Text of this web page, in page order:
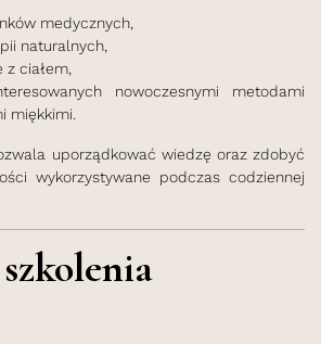
medycznych,
naturalnych,
ciałem,
nowoczesnymi metodami
miękkimi.
uporządkować wiedzę oraz zdobyć
wykorzystywane podczas codziennej